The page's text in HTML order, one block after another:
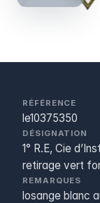
RÉFÉRENCE
le10375350
DÉSIGNATION
1° R.E, Cie
retirage vert
REMARQUES
losange blanc